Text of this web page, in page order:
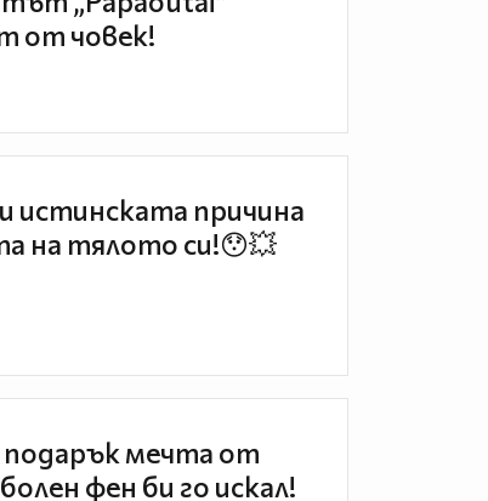
от човек!
истинската причина
на тялото си!😯💥
подарък мечта от
фен би го искал!